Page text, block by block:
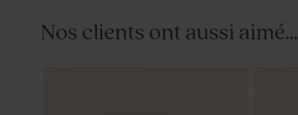
Nos clients ont aussi aimé...